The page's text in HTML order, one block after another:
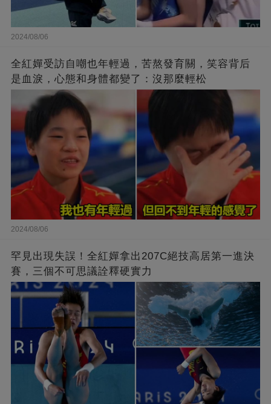
2024/08/06
全紅嬋受訪自嘲也年輕過，苦熬發育關，笑容背后
是血淚，心態和身體都變了：沒那麼輕松
2024/08/06
罕見出現失誤！全紅嬋拿出207C絕技高居第一進決
賽，三個不可思議詮釋硬實力